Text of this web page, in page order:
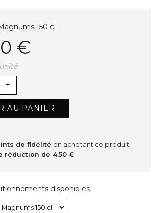
150 cl
€
+
AU PANIER
de fidélité en achetant ce produit.
réduction de 4,50 €.
disponibles